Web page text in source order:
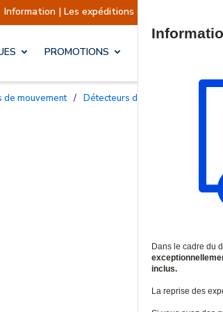
| Les expéditions sont actuellement suspendues
PROMOTIONS
de mouvement / Détecteurs de mouvement IRP